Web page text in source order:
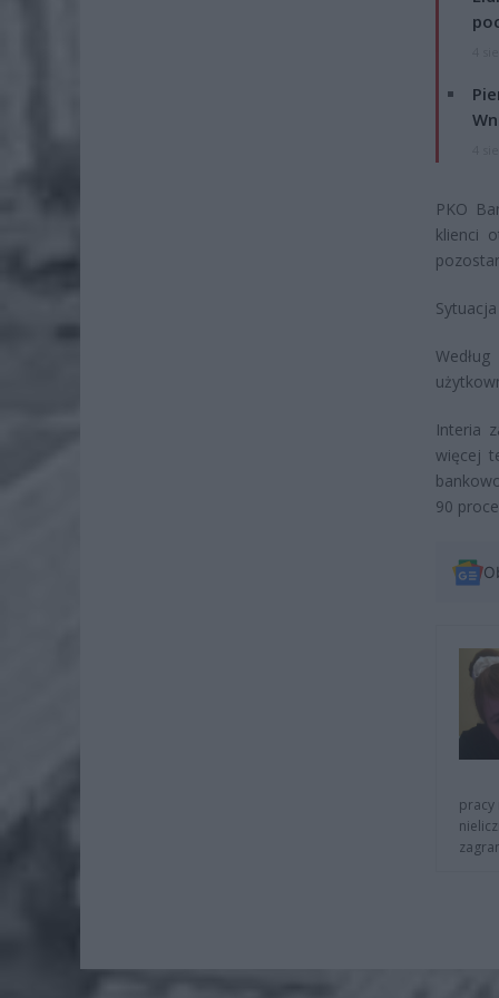
PKO
klienci
Interia
więcej
90
pracy